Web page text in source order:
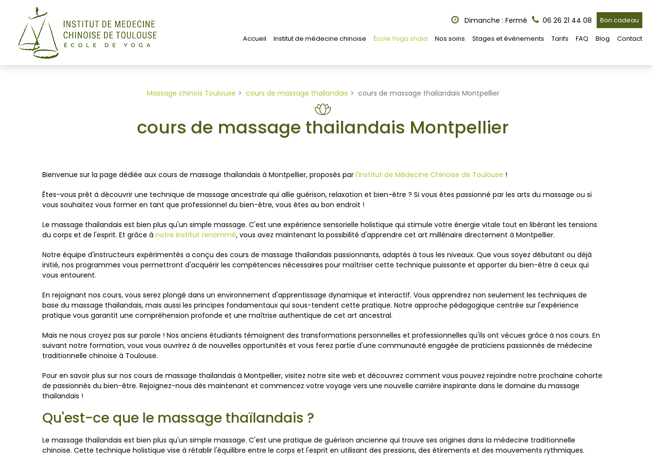
Dimanche : Fermé 06 26 21 44 08
Bon cadeau
Accueil
Institut de médecine chinoise École Yoga shala Nos soins Stages et événements Tarifs FAQ Blog Contact
Massage chinois Toulouse cours de massage thailandais cours de massage thailandais Montpellier
cours de massage thailandais Montpellier
Bienvenue sur la page dédiée aux cours de massage thaïlandais à Montpellier, proposés par l'Institut de Médecine Chinoise de Toulouse !
Êtes-vous prêt à découvrir une technique de massage ancestrale qui allie guérison, relaxation et bien-être ? Si vous êtes passionné par les arts du massage ou si
vous souhaitez vous former en tant que professionnel du bien-être, vous êtes au bon endroit !
Le massage thaïlandais est bien plus qu'un simple massage. C'est une expérience sensorielle holistique qui stimule votre énergie vitale tout en libérant les tensions
du corps et de l'esprit. Et grâce à notre institut renommé, vous avez maintenant la possibilité d'apprendre cet art millénaire directement à Montpellier.
Notre équipe d'instructeurs expérimentés a conçu des cours de massage thaïlandais passionnants, adaptés à tous les niveaux. Que vous soyez débutant ou déjà
initié, nos programmes vous permettront d'acquérir les compétences nécessaires pour maîtriser cette technique puissante et apporter du bien-être à ceux qui
vous entourent.
En rejoignant nos cours, vous serez plongé dans un environnement d'apprentissage dynamique et interactif. Vous apprendrez non seulement les techniques de
base du massage thaïlandais, mais aussi les principes fondamentaux qui sous-tendent cette pratique. Notre approche pédagogique centrée sur l'expérience
pratique vous garantit une compréhension profonde et une maîtrise authentique de cet art ancestral.
Mais ne nous croyez pas sur parole ! Nos anciens étudiants témoignent des transformations personnelles et professionnelles qu'ils ont vécues grâce à nos cours. En
suivant notre formation, vous vous ouvrirez à de nouvelles opportunités et vous ferez partie d'une communauté engagée de praticiens passionnés de médecine
traditionnelle chinoise à Toulouse.
Pour en savoir plus sur nos cours de massage thaïlandais à Montpellier, visitez notre site web et découvrez comment vous pouvez rejoindre notre prochaine cohorte
de passionnés du bien-être. Rejoignez-nous dès maintenant et commencez votre voyage vers une nouvelle carrière inspirante dans le domaine du massage
thaïlandais !
Qu'est-ce que le massage thaïlandais ?
Le massage thaïlandais est bien plus qu'un simple massage. C'est une pratique de guérison ancienne qui trouve ses origines dans la médecine traditionnelle
chinoise. Cette technique holistique vise à rétablir l'équilibre entre le corps et l'esprit en utilisant des pressions, des étirements et des mouvements rythmiques.
Panneau de gestion des cookies